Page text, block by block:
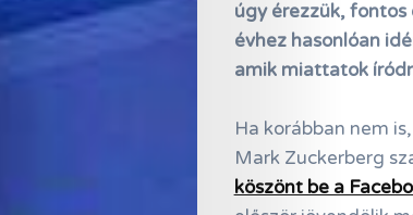
úgy érezzük,
évhez hasonlóan
amik miattatok
Ha korábban nem
Mark Zuckerberg
köszönt be a